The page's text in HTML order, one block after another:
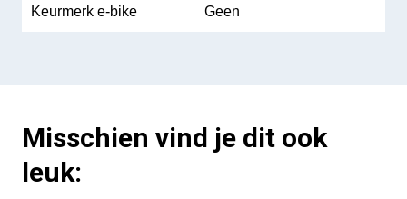
Keurmerk e-bike Geen
Misschien vind je dit ook
leuk: